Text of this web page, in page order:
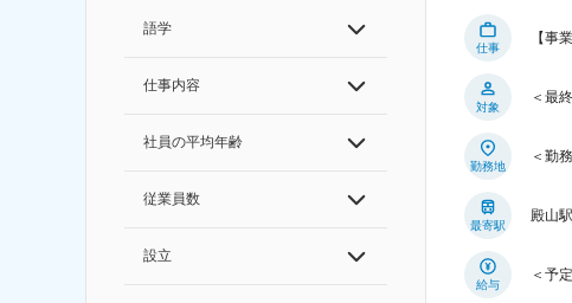
語学
仕事内容
社員の平均年齢
従業員数
設立
仕事
【事
対象
＜最
勤務地
＜勤
最寄駅
殿山
給与
＜予